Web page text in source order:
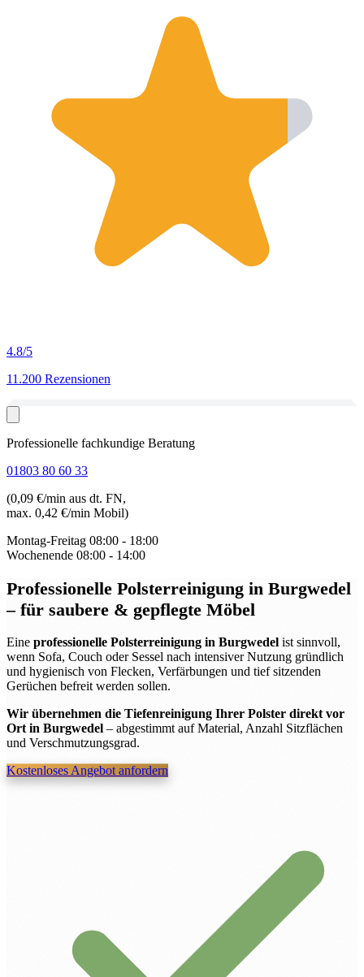
4.8/5
11.200 Rezensionen
Professionelle fachkundige Beratung
01803 80 60 33
(0,09 €/min aus dt. FN,
max. 0,42 €/min Mobil)
Montag-Freitag 08:00 - 18:00
Wochenende 08:00 - 14:00
Professionelle Polsterreinigung in Burgwedel
– für saubere & gepflegte Möbel
Eine professionelle Polsterreinigung in Burgwedel ist sinnvoll,
wenn Sofa, Couch oder Sessel nach intensiver Nutzung gründlich
und hygienisch von Flecken, Verfärbungen und tief sitzenden
Gerüchen befreit werden sollen.
Wir übernehmen die Tiefenreinigung Ihrer Polster direkt vor
Ort in Burgwedel– abgestimmt auf Material, Anzahl Sitzflächen
und Verschmutzungsgrad.
Kostenloses Angebot anfordern